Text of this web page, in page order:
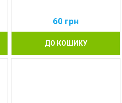
60 грн
ДО КОШИКУ